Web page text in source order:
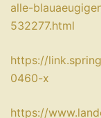
alle-
532277.html
https://
0460-x
https://